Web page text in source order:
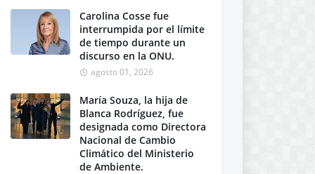
Carolina Cosse fue
interrumpida por el límite
de tiempo durante un
discurso en la ONU.
agosto 01, 2026
María Souza, la hija de
Blanca Rodríguez, fue
designada como Directora
Nacional de Cambio
Climático del Ministerio
de Ambiente.